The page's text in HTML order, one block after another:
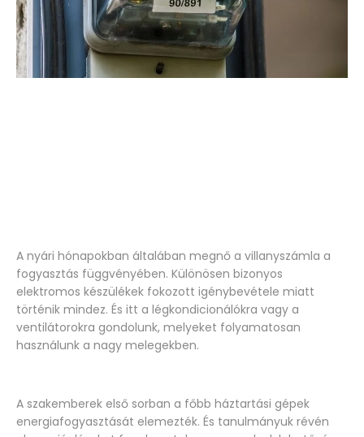
A nyári hónapokban általában megnő a villanyszámla a
fogyasztás függvényében. Különösen bizonyos
elektromos készülékek fokozott igénybevétele miatt
történik mindez. És itt a légkondicionálókra vagy a
ventilátorokra gondolunk, melyeket folyamatosan
használunk a nagy melegekben.
A szakemberek első sorban a főbb háztartási gépek
energiafogyasztását elemezték. És tanulmányuk révén